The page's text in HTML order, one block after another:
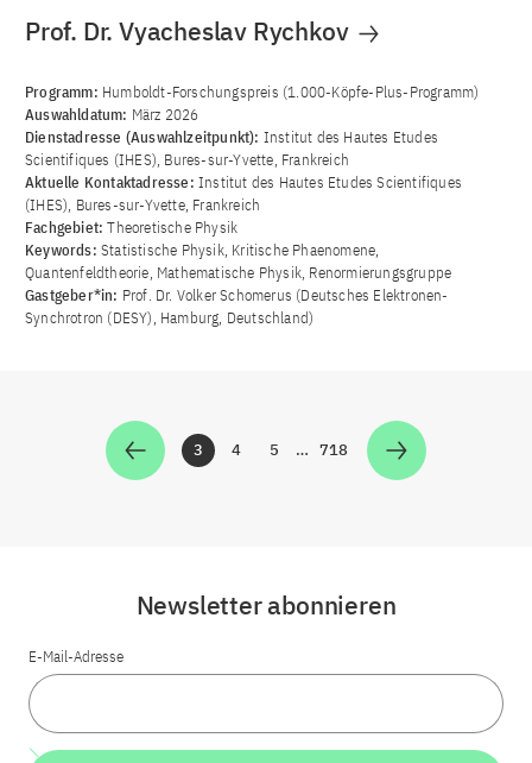
Prof. Dr. Vyacheslav Rychkov
Programm: Humboldt-Forschungspreis (1.000-Köpfe-Plus-Programm)
Auswahldatum: März 2026
Dienstadresse (Auswahlzeitpunkt): Institut des Hautes Etudes
Scientifiques (IHES), Bures-sur-Yvette, Frankreich
Aktuelle Kontaktadresse: Institut des Hautes Etudes Scientifiques
(IHES), Bures-sur-Yvette, Frankreich
Fachgebiet:Theoretische Physik
Keywords: Statistische Physik, Kritische Phaenomene,
Quantenfeldtheorie, Mathematische Physik, Renormierungsgruppe
Gastgeber*in: Prof. Dr. Volker Schomerus (Deutsches Elektronen-
Synchrotron (DESY), Hamburg, Deutschland)
Zur Seite
3 Zur Seite
4 Zur Seite
5 … Zur Seite
718
Newsletter abonnieren
E-Mail-Adresse